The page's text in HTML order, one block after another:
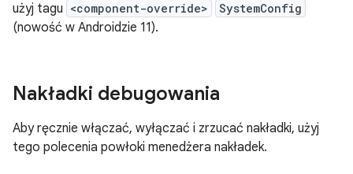
użyj tagu <component-override> SystemConfig
(nowość w Androidzie 11).
Nakładki debugowania
Aby ręcznie włączać, wyłączać i zrzucać nakładki, użyj
tego polecenia powłoki menedżera nakładek.